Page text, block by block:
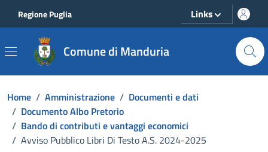
Regione Puglia Links
Comune di Manduria
Home / Amministrazione / Documenti e dati
/ Documento Albo Pretorio
/ Bando di contributi e vantaggi economici
/ Avviso Pubblico Libri Di Testo A.S. 2024-2025